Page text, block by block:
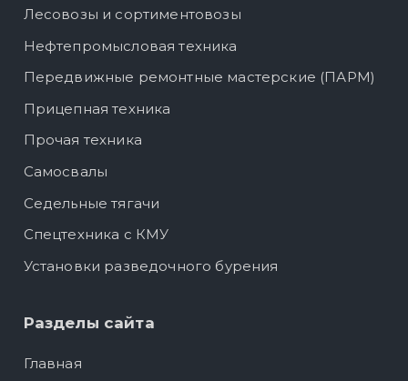
Лесовозы и сортиментовозы
Нефтепромысловая техника
Передвижные ремонтные мастерские (ПАРМ)
Прицепная техника
Прочая техника
Самосвалы
Седельные тягачи
Спецтехника с КМУ
Установки разведочного бурения
Разделы сайта
Главная